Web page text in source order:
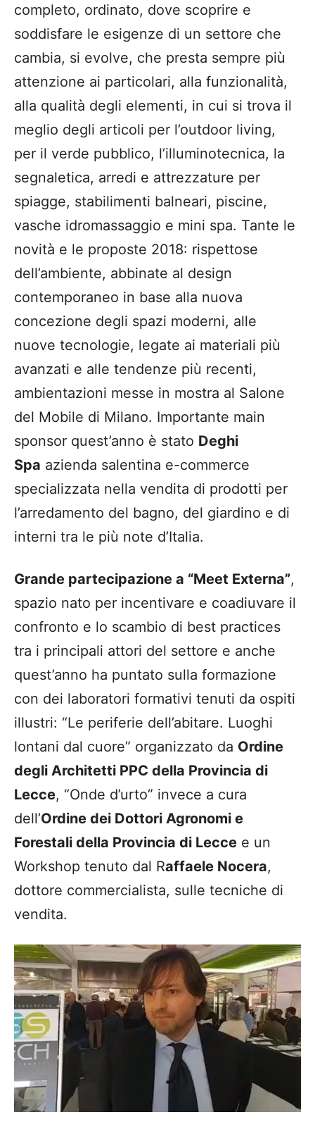
completo, ordinato, dove scoprire e
soddisfare le esigenze di un settore che
cambia, si evolve, che presta sempre più
attenzione ai particolari, alla funzionalità,
alla qualità degli elementi, in cui si trova il
meglio degli articoli per l’outdoor living,
per il verde pubblico, l’illuminotecnica, la
segnaletica, arredi e attrezzature per
spiagge, stabilimenti balneari, piscine,
vasche idromassaggio e mini spa. Tante le
novità e le proposte 2018: rispettose
dell’ambiente, abbinate al design
contemporaneo in base alla nuova
concezione degli spazi moderni, alle
nuove tecnologie, legate ai materiali più
avanzati e alle tendenze più recenti,
ambientazioni messe in mostra al Salone
del Mobile di Milano. Importante main
sponsor quest’anno è stato Deghi
Spa azienda salentina e-commerce
specializzata nella vendita di prodotti per
l’arredamento del bagno, del giardino e di
interni tra le più note d’Italia.
Grande partecipazione a “Meet Externa”,
spazio nato per incentivare e coadiuvare il
confronto e lo scambio di best practices
tra i principali attori del settore e anche
quest’anno ha puntato sulla formazione
con dei laboratori formativi tenuti da ospiti
illustri: “Le periferie dell’abitare. Luoghi
lontani dal cuore” organizzato da Ordine
degli Architetti PPC della Provincia di
Lecce, “Onde d’urto” invece a cura
dell’Ordine dei Dottori Agronomi e
Forestali della Provincia di Lecce e un
Workshop tenuto dal Raffaele Nocera,
dottore commercialista, sulle tecniche di
vendita.